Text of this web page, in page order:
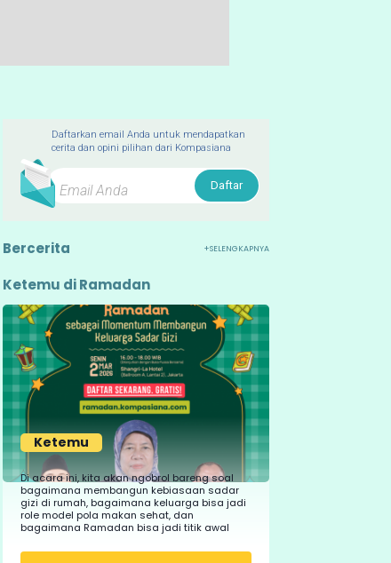
Daftarkan email Anda untuk mendapatkan
cerita dan opini pilihan dari Kompasiana
Daftar
Bercerita +SELENGKAPNYA
Ketemu di Ramadan
Ketemu
Di acara ini, kita akan ngobrol bareng soal
bagaimana membangun kebiasaan sadar
gizi di rumah, bagaimana keluarga bisa jadi
role model pola makan sehat, dan
bagaimana Ramadan bisa jadi titik awal